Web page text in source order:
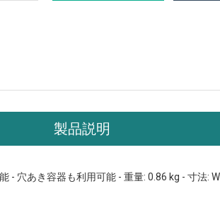
製品説明
- 穴あき容器も利用可能 - 重量: 0.86 kg - 寸法: